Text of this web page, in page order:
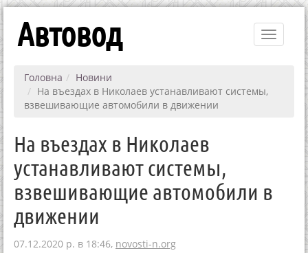
Toggle
Автовод
Головна
Новини
На въездах в Николаев устанавливают системы,
взвешивающие автомобили в движении
На въездах в Николаев
устанавливают системы,
взвешивающие автомобили в
движении
07.12.2020 р. в 18:46, novosti-n.org